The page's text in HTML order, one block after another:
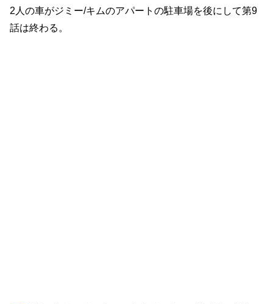
2人の車がジミー/キムのアパートの駐車場を後にして第9
話は終わる。